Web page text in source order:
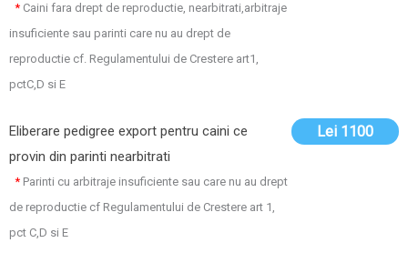
* Caini fara drept de reproductie, nearbitrati,arbitraje
insuficiente sau parinti care nu au drept de
reproductie cf. Regulamentului de Crestere art1,
pctC,D si E
Eliberare pedigree export pentru caini ce
provin din parinti nearbitrati
* Parinti cu arbitraje insuficiente sau care nu au drept
de reproductie cf Regulamentului de Crestere art 1,
pct C,D si E
Lei 1100